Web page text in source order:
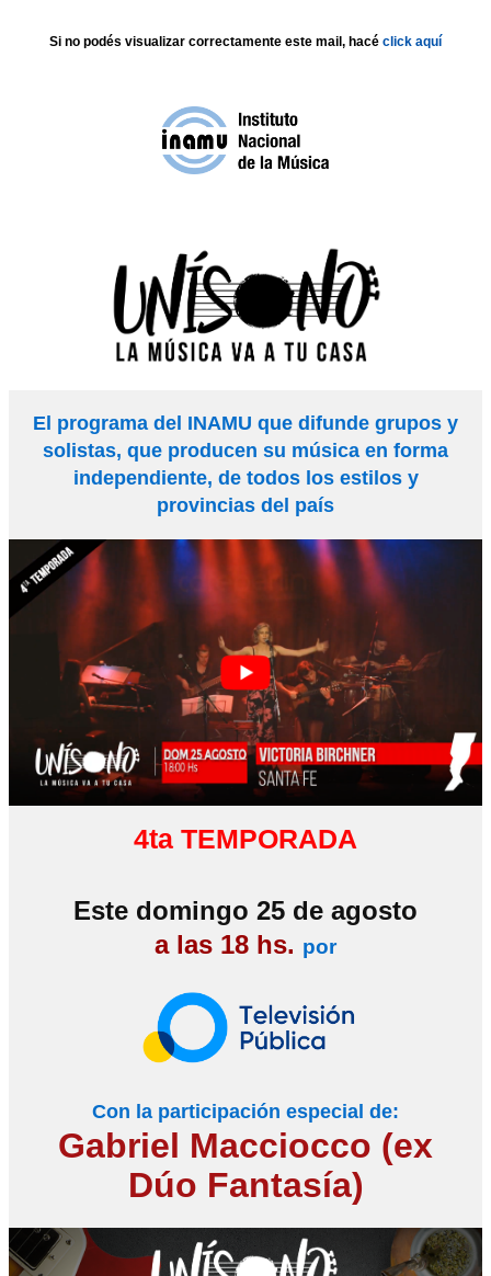
Si no podés visualizar correctamente este mail, hacé click aquí
El programa del INAMU que difunde grupos y
solistas, que producen su música en forma
independiente, de todos los estilos y
provincias del país
4ta TEMPORADA
Este domingo 25 de agosto
a las 18 hs. por
Con la participación especial de:
Gabriel Macciocco (ex
Dúo Fantasía)